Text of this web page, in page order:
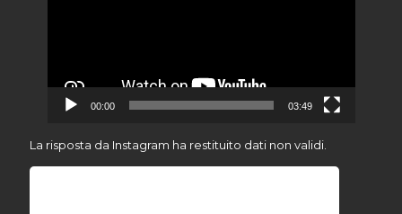
00:00 03:49
La risposta da Instagram ha restituito dati non validi.